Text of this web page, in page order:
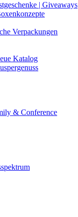
| Giveaways
Verpackungen
Katalog
& Conference